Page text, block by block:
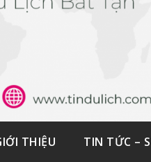
THIỆU TIN TỨC –